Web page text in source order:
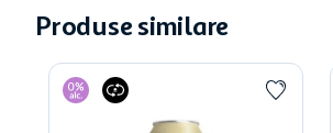
Produse similare